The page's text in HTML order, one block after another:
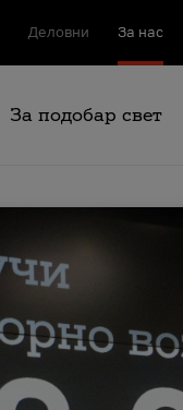
Деловни За нас
За подобар свет